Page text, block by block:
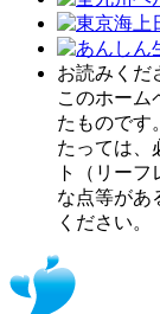
お読みくだ
このホーム
たものです
たっては、
ト（リー
な点等があ
ください。